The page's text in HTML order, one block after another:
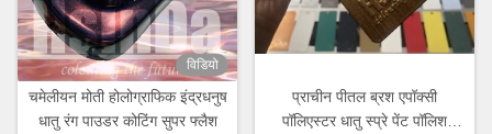
विडियो
चमेलीयन मोती होलोग्राफिक इंद्रधनुष
धातु रंग पाउडर कोटिंग सुपर फ्लैश
प्राचीन पीतल ब्रश एपॉक्सी
पॉलिएस्टर धातु स्प्रे पेंट पॉलिश